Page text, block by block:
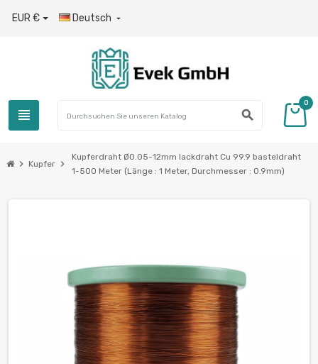
EUR € Deutsch 
view_headline search
0
chevron_right Kupfer chevron_right
Kupferdraht Ø0.05-12mm lackdraht Cu 99.9 basteldraht
1-500 Meter (Länge : 1 Meter, Durchmesser : 0.9mm)